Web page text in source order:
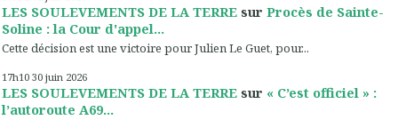
LES SOULEVEMENTS DE LA TERRE sur Procès de Sainte-
Soline : la Cour d'appel...
Cette décision est une victoire pour Julien Le Guet, pour...
17h10 30 juin 2026
LES SOULEVEMENTS DE LA TERRE sur « C’est officiel » :
l’autoroute A69...